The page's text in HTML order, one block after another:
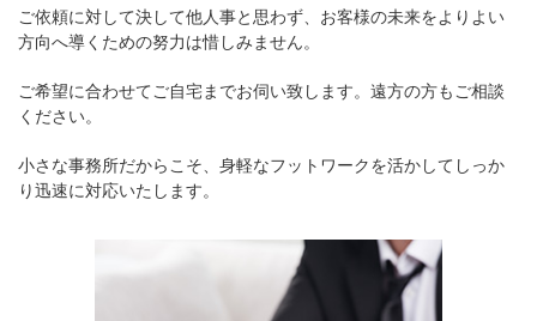
ご依頼に対して決して他人事と思わず、お客様の未来をよりよい
方向へ導くための努力は惜しみません。
ご希望に合わせてご自宅までお伺い致します。遠方の方もご相談
ください。
小さな事務所だからこそ、身軽なフットワークを活かしてしっか
り迅速に対応いたします。